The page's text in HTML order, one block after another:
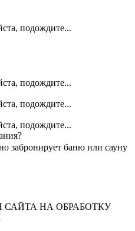
подождите...
подождите...
подождите...
подождите...
забронирует баню или сауну
САЙТА НА ОБРАБОТКУ